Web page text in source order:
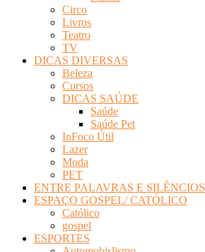
Circo
Livros
Teatro
TV
DICAS DIVERSAS
Beleza
Cursos
DICAS SAÚDE
Saúde
Saúde Pet
InFoco Útil
Lazer
Moda
PET
ENTRE PALAVRAS E SILÊNCIOS
ESPAÇO GOSPEL/ CATÓLICO
Católico
gospel
ESPORTES